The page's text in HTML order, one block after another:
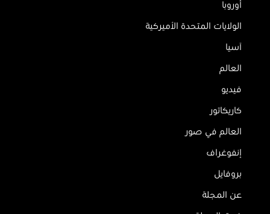
أوروبا
الولايات المتحدة الأميركية
آسيا
العالم
فيديو
كاريكاتور
العالم في صور
إنفوغراف
بروفايل
عن المجلة